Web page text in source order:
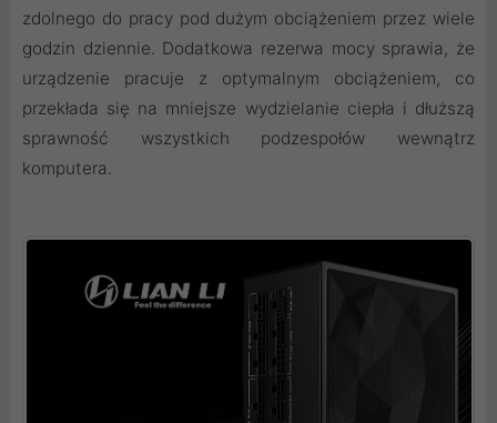
zdolnego do pracy pod dużym obciążeniem przez wiele
godzin dziennie. Dodatkowa rezerwa mocy sprawia, że
urządzenie pracuje z optymalnym obciążeniem, co
przekłada się na mniejsze wydzielanie ciepła i dłuższą
sprawność wszystkich podzespołów wewnątrz
komputera.